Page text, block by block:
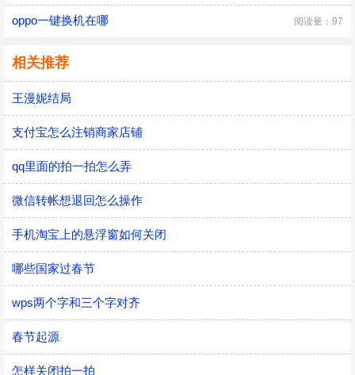
oppo一键换机在哪 阅读量：97
相关推荐
王漫妮结局
支付宝怎么注销商家店铺
qq里面的拍一拍怎么弄
微信转帐想退回怎么操作
手机淘宝上的悬浮窗如何关闭
哪些国家过春节
wps两个字和三个字对齐
春节起源
怎样关闭拍一拍